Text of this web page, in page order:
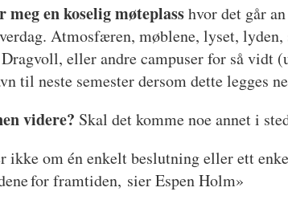
meg en koselig møteplasshvor det går
Atmosfæren, møblene, lyset,
eller andre campuser for så vidt
til neste semester dersom dette legges
videre? Skal det komme noe annet i
ikke om én enkelt beslutning eller ett
for framtiden, sier Espen Holm»